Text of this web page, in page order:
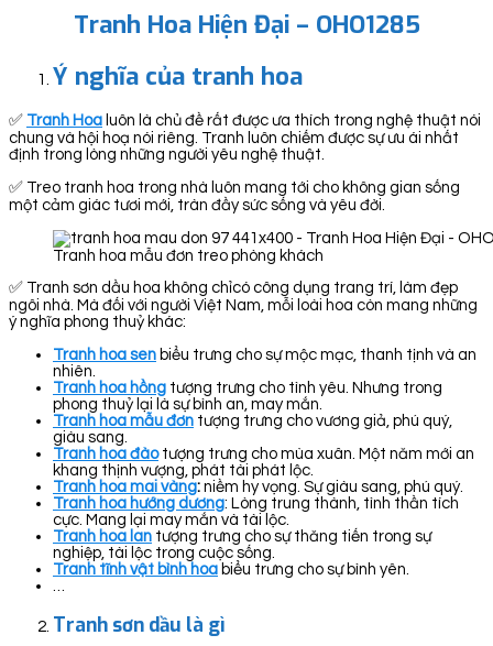
Tranh Hoa Hiện Đại – OHO1285
Ý nghĩa của tranh hoa
✅ Tranh Hoa luôn là chủ đề rất được ưa thích trong nghệ thuật nói
chung và hội hoạ nói riêng. Tranh luôn chiếm được sự ưu ái nhất
định trong lòng những người yêu nghệ thuật.
✅ Treo tranh hoa trong nhà luôn mang tới cho không gian sống
một cảm giác tươi mới, tràn đầy sức sống và yêu đời.
Tranh hoa mẫu đơn treo phòng khách
✅ Tranh sơn dầu hoa không chỉcó công dụng trang trí, làm đẹp
ngôi nhà. Mà đối với người Việt Nam, mỗi loài hoa còn mang những
ý nghĩa phong thuỷ khác:
Tranh hoa sen biểu trưng cho sự mộc mạc, thanh tịnh và an
nhiên.
Tranh hoa hồng tượng trưng cho tình yêu. Nhưng trong
phong thuỷ lại là sự bình an, may mắn.
Tranh hoa mẫu đơn tượng trưng cho vương giả, phú quý,
giàu sang.
Tranh hoa đàotượng trưng cho mùa xuân. Một năm mới an
khang thịnh vượng, phát tài phát lộc.
Tranh hoa mai vàng: niềm hy vọng. Sự giàu sang, phú quý.
Tranh hoa hướng dương: Lòng trung thành, tình thần tích
cực. Mang lại may mắn và tài lộc.
Tranh hoa lan tượng trưng cho sự thăng tiến trong sự
nghiệp, tài lộc trong cuộc sống.
Tranh tĩnh vật bình hoa biểu trưng cho sự bình yên.
…
Tranh sơn dầu là gì